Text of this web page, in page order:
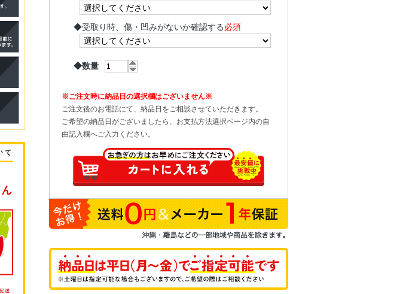
◆受取り時、傷・凹みがないか確認する必須
◆数量
※ご注文時に納品日の選択欄はございません※
ご注文後のお電話にて、納品日をご相談させていただきます。
ご希望の納品日がございましたら、お支払方法選択ページ内の自
由記入欄へご入力ください。